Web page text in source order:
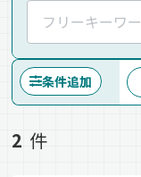
条件追加
2 件